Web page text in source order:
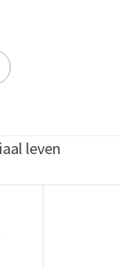
leven